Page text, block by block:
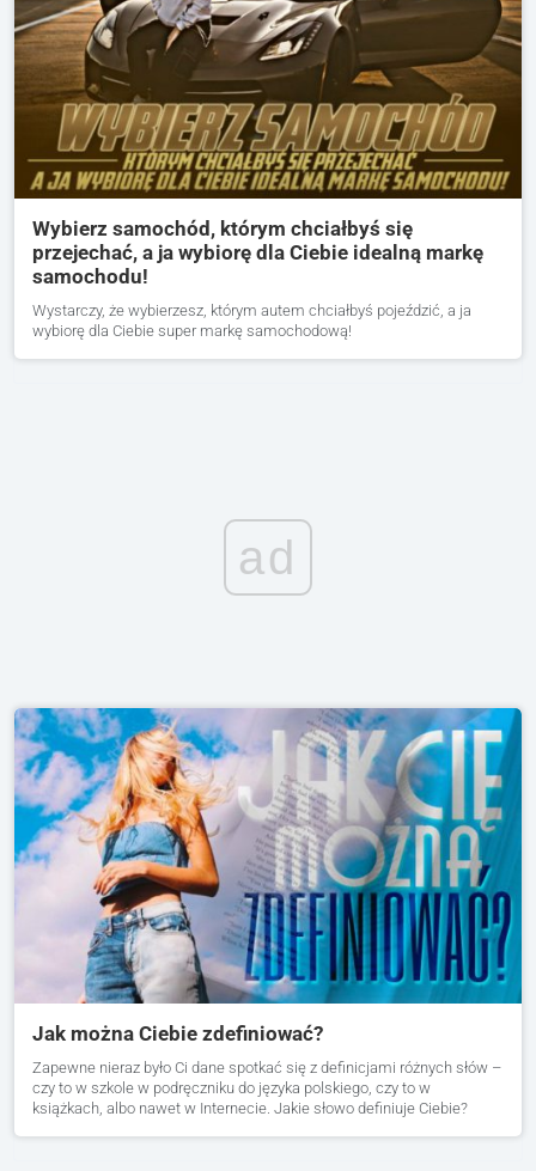
Wybierz samochód, którym chciałbyś się
przejechać, a ja wybiorę dla Ciebie idealną markę
samochodu!
Wystarczy, że wybierzesz, którym autem chciałbyś pojeździć, a ja
wybiorę dla Ciebie super markę samochodową!
ad
Jak można Ciebie zdefiniować?
Zapewne nieraz było Ci dane spotkać się z definicjami różnych słów –
czy to w szkole w podręczniku do języka polskiego, czy to w
książkach, albo nawet w Internecie. Jakie słowo definiuje Ciebie?